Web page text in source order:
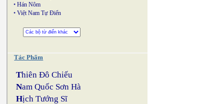
• Hán Nôm
• Việt Nam Tự Điển
Tác Phẩm
Thiên Đô Chiếu
Nam Quốc Sơn Hà
Hịch Tướng Sĩ